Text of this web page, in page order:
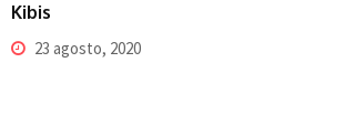
Kibis
23 agosto, 2020